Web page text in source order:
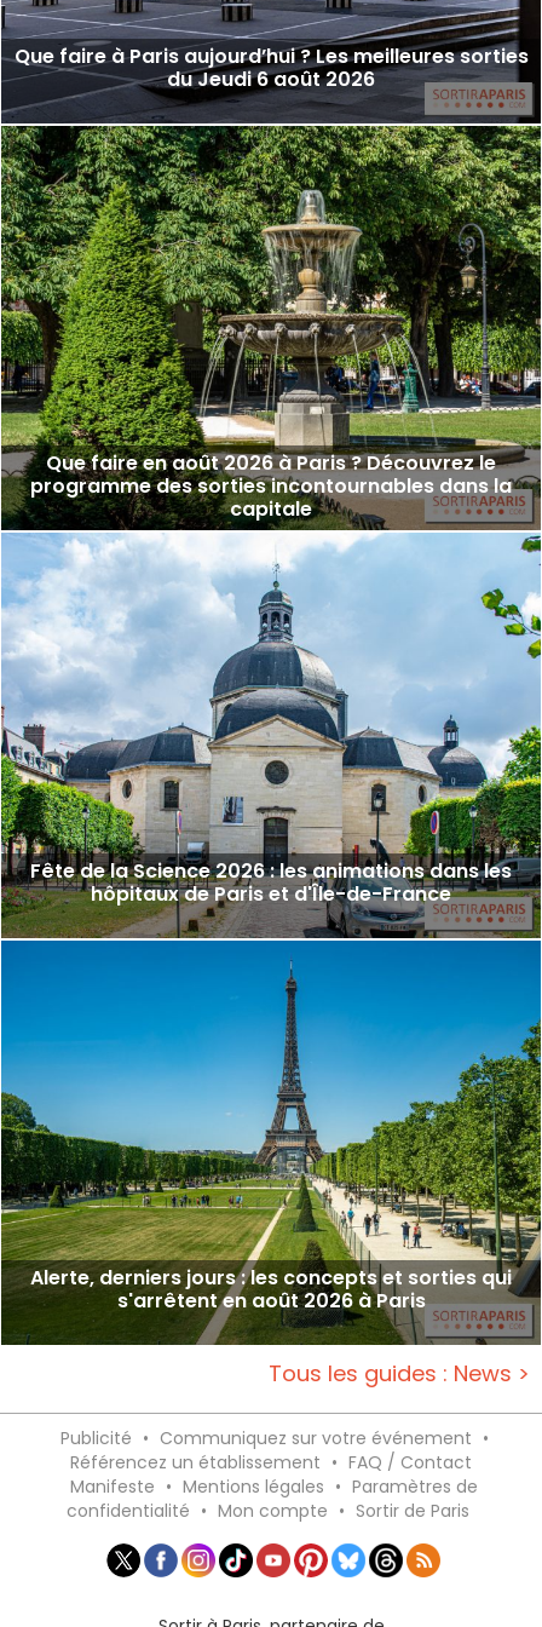
Que faire à Paris aujourd’hui ? Les meilleures sorties
du Jeudi 6 août 2026
Que faire en août 2026 à Paris ? Découvrez le
programme des sorties incontournables dans la
capitale
Fête de la Science 2026 : les animations dans les
hôpitaux de Paris et d'Île-de-France
Alerte, derniers jours : les concepts et sorties qui
s'arrêtent en août 2026 à Paris
Tous les guides : News >
Publicité • Communiquez sur votre événement •
Référencez un établissement • FAQ / Contact
Manifeste • Mentions légales • Paramètres de
confidentialité • Mon compte • Sortir de Paris